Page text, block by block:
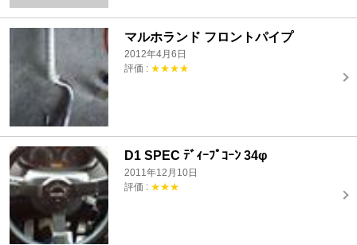
マルホランド フロントパイプ
2012年4月6日
評価 : ★★★★
D1 SPEC ﾃﾞｨｰﾌﾟｺｰﾝ 34φ
2011年12月10日
評価 : ★★★